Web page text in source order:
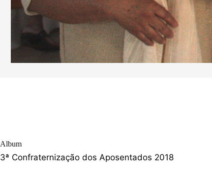
Album
3ª Confraternização dos Aposentados 2018